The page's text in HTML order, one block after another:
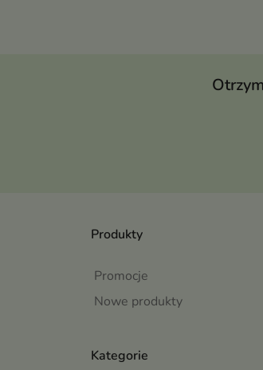
Produkty
Promocje
Nowe produkty
Kategorie